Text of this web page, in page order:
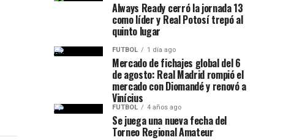
Always Ready cerró la jornada 13
como líder y Real Potosí trepó al
quinto lugar
FUTBOL 1 día ago
Mercado de fichajes global del 6
de agosto: Real Madrid rompió el
mercado con Diomandé y renovó a
Vinícius
FUTBOL 4 años ago
Se juega una nueva fecha del
Torneo Regional Amateur